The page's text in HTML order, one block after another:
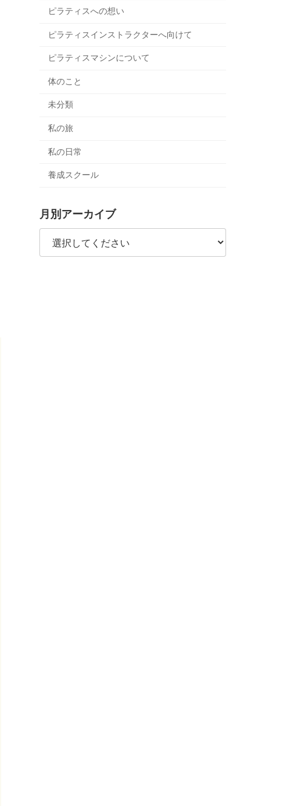
ピラティスへの想い
ピラティスインストラクターへ向けて
ピラティスマシンについて
体のこと
未分類
私の旅
私の日常
養成スクール
月別アーカイブ